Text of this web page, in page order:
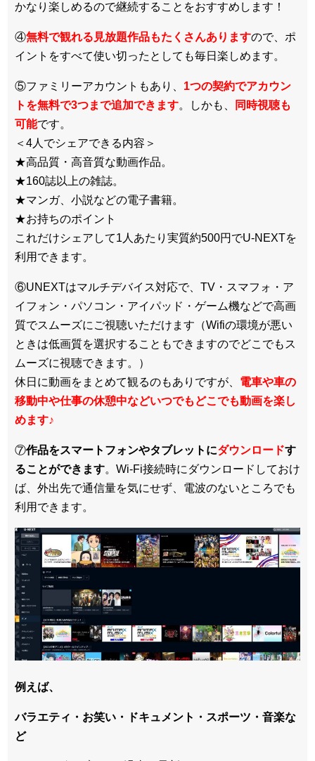
かなり楽しめるので継続することをおすすめします！
④無料で観れる見放題作品もたくさんありますので、ポ
イントをすべて使い切ったとしても毎日楽しめます。
⑤ファミリーアカウントもあり、 1つの契約でアカウン
トを無料で3つまで追加できます。しかも、
同時視聴も
可能です。
＜4人でシェアできる内容＞
★高品質・高音質な動画作品。
★160誌以上の雑誌。
★マンガ、小説などの電子書籍。
★お持ちのポイント
これだけシェアして1人あたり実質約500円でU-NEXTを
利用できます。
⑥UNEXTはマルチデバイス対応で、TV・スマフォ・ア
イフォン・パソコン・アイパッド・ゲーム機などで高画
質でスムーズにご視聴いただけます（Wifiの環境が悪い
ときは低画質を選択することもできますのでどこでもス
ムーズに視聴できます。）
休日に動画をまとめて観るのもありですが、 電車や車の
移動中や仕事の休憩中などいつでもどこでも動画を楽し
めます♪
⑦作品をスマートフォンやタブレットにダウンロードす
ることができます。Wi-Fi接続時にダウンロードしておけ
ば、外出先で通信量を気にせず、電波のないところでも
利用できます。
例えば、
バラエティ・お笑い・ドキュメント・スポーツ・音楽な
ど